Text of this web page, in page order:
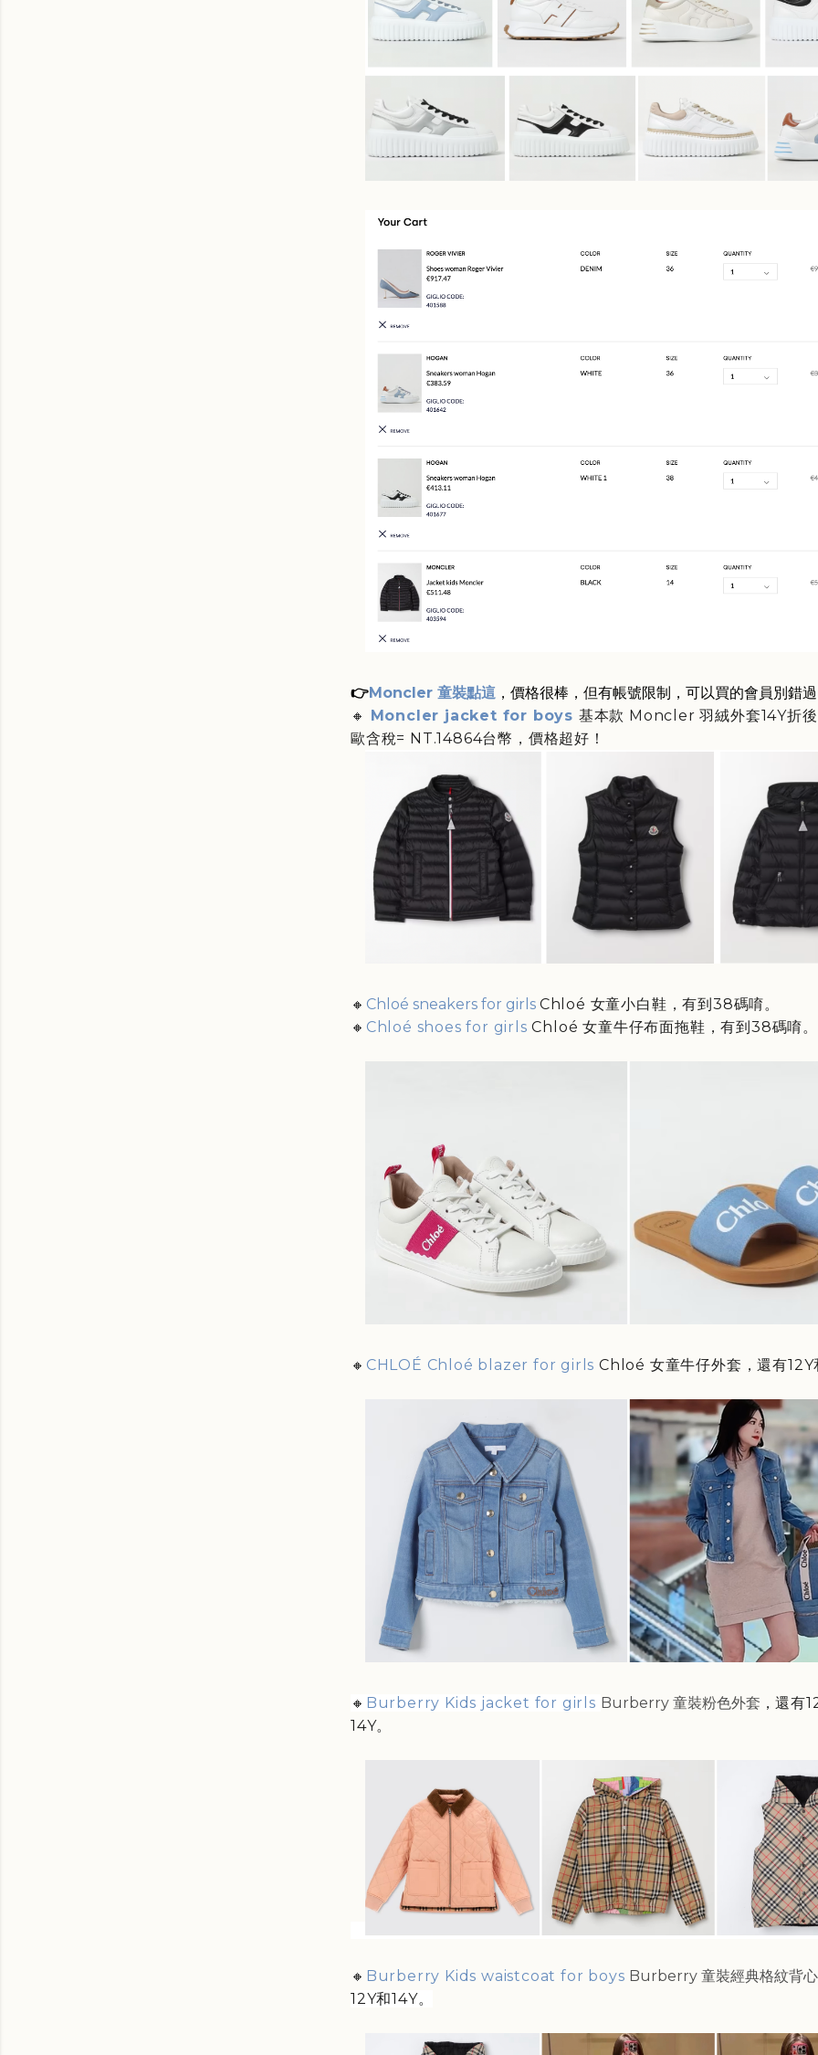
👉Moncler 童裝點這 ，價格很棒，但有帳號限制，可以買的會員別錯
🔸 Moncler jacket for boys 基本款 Moncler 羽絨外套14Y折
歐含稅= NT.14864台幣，價格超好！
🔸 Chloé sneakers for girls Chloé 女童小白鞋 ，有到38碼唷。
🔸 Chloé shoes for girls Chloé 女童牛仔布面拖鞋，有到38碼唷。
🔸 CHLOÉ Chloé blazer for girls Chloé 女童牛仔外套，還有12Y
🔸 Burberry Kids jacket for girls Burberry 童裝粉色外套 ，還有
14Y。
🔸 Burberry Kids waistcoat for boys Burberry 童裝經典格紋背心
12Y和14Y。